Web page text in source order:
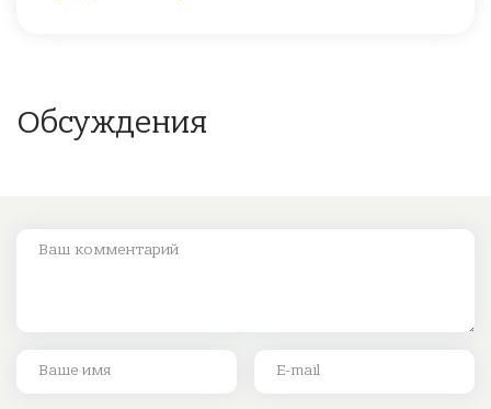
Обсуждения